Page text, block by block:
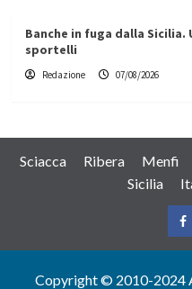
Banche in fuga dalla
sportelli
Redazione 07/08/2026
Sciacca Ribera Menfi
Sicilia
Copyright © 2010-2024